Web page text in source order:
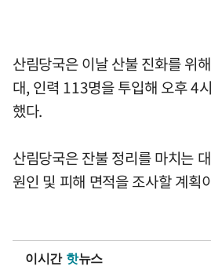
산림당국은 이날 산불 진화를 위
대, 인력 113명을 투입해 오후 4
했다.
산림당국은 잔불 정리를 마치는
원인 및 피해 면적을 조사할 계획
이시간 핫뉴스